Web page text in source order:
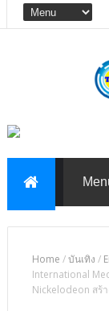
Home /บันเทิง /
International
Nickelodeon ส